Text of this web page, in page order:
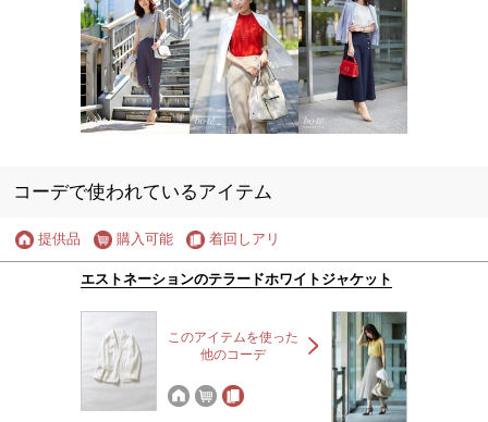
コーデで使われているアイテム
提供品 購入可能 着回しアリ
エストネーションのテラードホワイトジャケット
このアイテムを使った
他のコーデ